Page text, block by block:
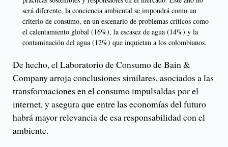
será diferente, la conciencia ambiental se impondrá como un
criterio de consumo, en un escenario de problemas críticos como
el calentamiento global (16%), la escasez de agua (14%) y la
contaminación del agua (12%) que inquietan a los colombianos.
De hecho, el Laboratorio de Consumo de Bain &
Company arroja conclusiones similares, asociados a las
transformaciones en el consumo impulsaldas por el
internet, y asegura que entre las economías del futuro
habrá mayor relevancia de esa responsabilidad con el
ambiente.